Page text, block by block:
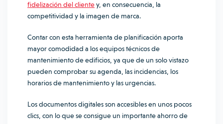
fidelización del clientey, en consecuencia, la
competitividad y la imagen de marca.
Contar con esta herramienta de planificación aporta
mayor comodidad a los equipos técnicos de
mantenimiento de edificios, ya que de un solo vistazo
pueden comprobar su agenda, las incidencias, los
horarios de mantenimiento y las urgencias.
Los documentos digitales son accesibles en unos pocos
clics, con lo que se consigue un importante ahorro de